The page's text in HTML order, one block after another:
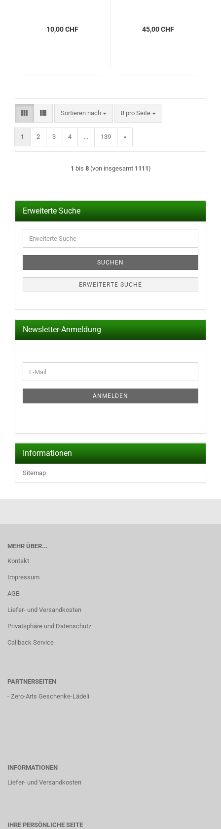
10,00 CHF 45,00 CHF
Sortieren nach
Sortieren nach 8 pro Seite
pro Seite
1 2 3 4 ... 139 »
1 bis 8(von insgesamt 1111)
Erweiterte Suche
Suche
SUCHEN
ERWEITERTE SUCHE
Newsletter-Anmeldung
ZUR
E-
Mail
ANMELDEN
Informationen
Sitemap
MEHR ÜBER...
Kontakt
Impressum
AGB
Liefer- und Versandkosten
Privatsphäre und Datenschutz
Callback Service
PARTNERSEITEN
- Zero-Arts Geschenke-Lädeli
INFORMATIONEN
Liefer- und Versandkosten
IHRE PERSÖNLICHE SEITE